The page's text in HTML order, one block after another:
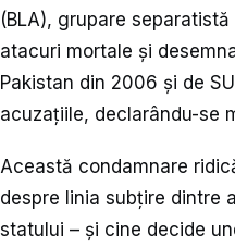
(BLA), grupare
atacuri mortale și
Pakistan din 2006 și de
acuzațiile, declarându-se
Această condamnare
despre linia subțire dintre
statului – și cine decide